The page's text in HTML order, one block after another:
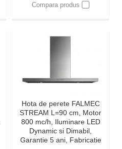
Compara produs
Hota de perete FALMEC
STREAM L=90 cm, Motor
800 mc/h, Iluminare LED
Dynamic si Dimabil,
Garantie 5 ani, Fabricatie